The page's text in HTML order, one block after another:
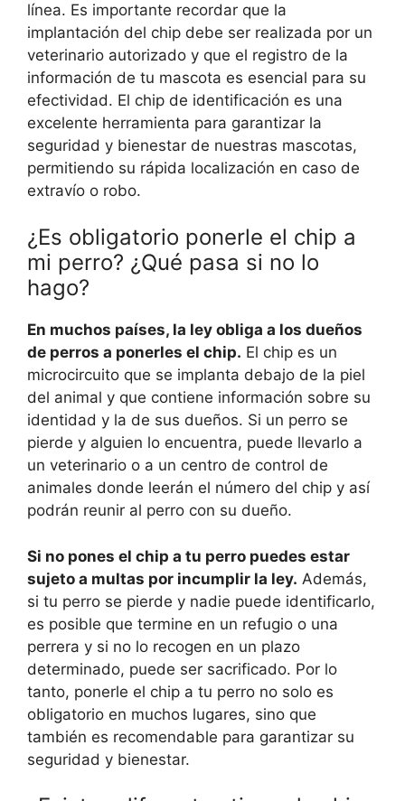
línea. Es importante recordar que la
implantación del chip debe ser realizada por un
veterinario autorizado y que el registro de la
información de tu mascota es esencial para su
efectividad. El chip de identificación es una
excelente herramienta para garantizar la
seguridad y bienestar de nuestras mascotas,
permitiendo su rápida localización en caso de
extravío o robo.
¿Es obligatorio ponerle el chip a
mi perro? ¿Qué pasa si no lo
hago?
En muchos países, la ley obliga a los dueños
de perros a ponerles el chip. El chip es un
microcircuito que se implanta debajo de la piel
del animal y que contiene información sobre su
identidad y la de sus dueños. Si un perro se
pierde y alguien lo encuentra, puede llevarlo a
un veterinario o a un centro de control de
animales donde leerán el número del chip y así
podrán reunir al perro con su dueño.
Si no pones el chip a tu perro puedes estar
sujeto a multas por incumplir la ley. Además,
si tu perro se pierde y nadie puede identificarlo,
es posible que termine en un refugio o una
perrera y si no lo recogen en un plazo
determinado, puede ser sacrificado. Por lo
tanto, ponerle el chip a tu perro no solo es
obligatorio en muchos lugares, sino que
también es recomendable para garantizar su
seguridad y bienestar.